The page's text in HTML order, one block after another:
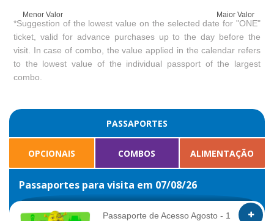
Menor Valor Maior Valor
*Suggestion of the lowest value on the selected date for "ONE"
ticket, valid for advance purchases up to the day before the
visit. In case of combo, the value applied in the calendar refers
to the lowest value of the individual passport of the largest
combo.
PASSAPORTES
OPCIONAIS COMBOS ALIMENTAÇÃO
Passaportes para visita em 07/08/26
Passaporte de Acesso Agosto - 1